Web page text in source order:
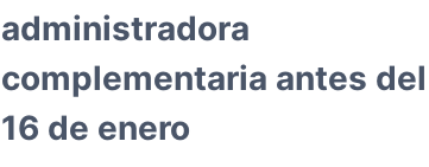
ACOSO
ESCOLAR
administradora
complementaria antes del
16 de enero